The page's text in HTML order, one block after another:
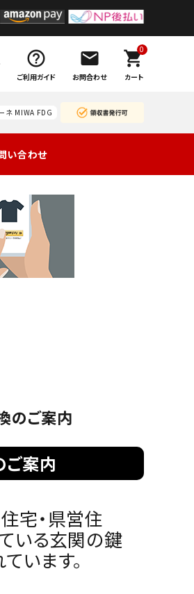
help_outline
ご利用ガイド
mail
お問合わせ
0
shopping_cart
カート
ネ MIWA FDG
マンション団地
バーハン
ルのみ交
換
認知症対策
い合わせ
のご案内
案内
宅・県営住
いる玄関の鍵
います。